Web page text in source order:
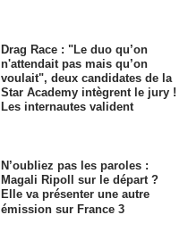
Drag Race : "Le duo qu’on
n'attendait pas mais qu’on
voulait", deux candidates de la
Star Academy intègrent le jury !
Les internautes valident
N’oubliez pas les paroles :
Magali Ripoll sur le départ ?
Elle va présenter une autre
émission sur France 3